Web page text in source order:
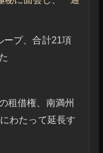
ープ、合計21項
租借権、南満州
わたって延長す